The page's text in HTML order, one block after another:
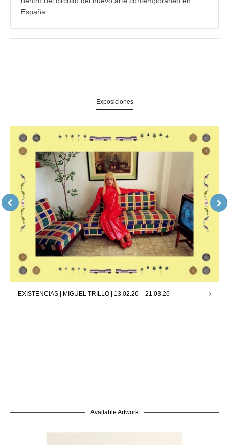
España.
Exposiciones
EXISTENCIAS | MIGUEL TRILLO | 13.02.26 – 21.03.26
Available Artwork